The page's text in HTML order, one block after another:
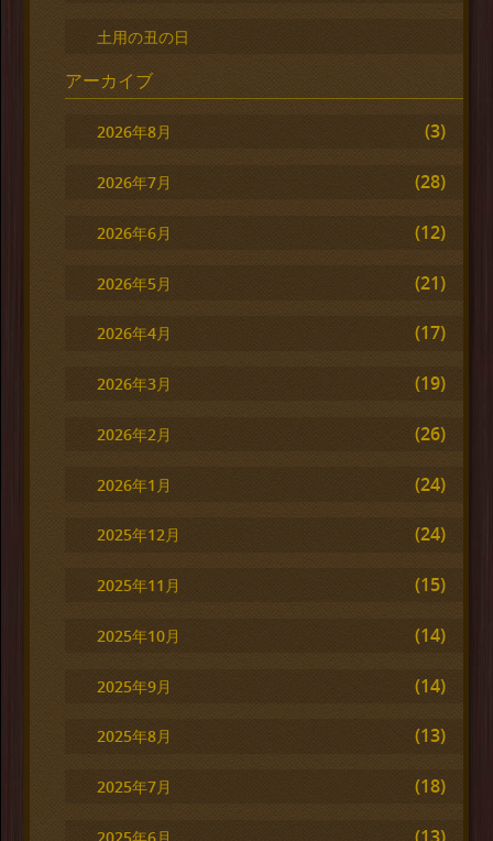
土用の丑の日
アーカイブ
2026年8月 (3)
2026年7月 (28)
2026年6月 (12)
2026年5月 (21)
2026年4月 (17)
2026年3月 (19)
2026年2月 (26)
2026年1月 (24)
2025年12月 (24)
2025年11月 (15)
2025年10月 (14)
2025年9月 (14)
2025年8月 (13)
2025年7月 (18)